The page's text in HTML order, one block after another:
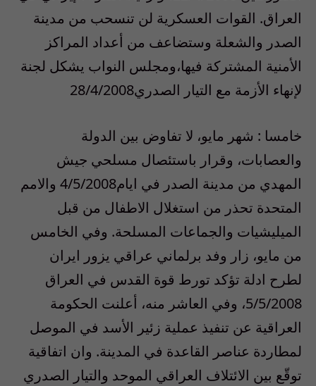
العراق. القوات العسكرية لن تنسحب من مدينة
الصدر والشعلة وستضاعف من أعداد المراكز
الأمنية المشتركة فيها،ومجلس النواب يشكل لجنة
لإنهاء الأزمة مع التيار الصدري28/4/2008
خامسا : شهر مايو، لا تفاوض بين الدولة
والعصابات، وقرار باستئصال مسلحي جيش
المهدي من مدينة الصدر في ايام4/5/2008 والامم
المتحدة تحذر من استغلال الاطفال من قبل
الميليشيات والجماعات المسلحة. وفي الخامس
من مايو، زار وفد برلماني عراقي يزور ايران
لطرح ادلة تؤكد تورط قوة القدس في العراق
5/5/2008، وفي العاشر منه، أعلنت الحكومة
العراقية عن تنفيذ عملية زئير الأسد في الموصل
لمطاردة عناصر القاعدة في المدينة. وان اتفاقية
توقّع بين الائتلاف العراقي الموحد والتيار الصدري